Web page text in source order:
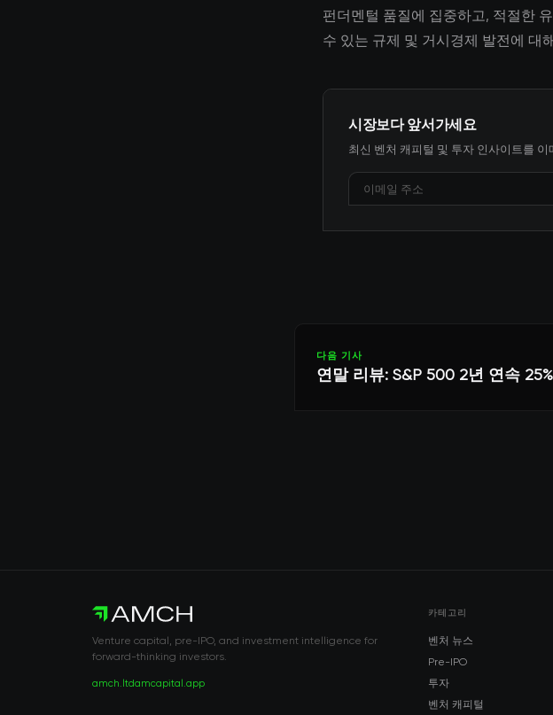
펀더멘털 품질에 집중하고, 적절한
수 있는 규제 및 거시경제 발전에 대
시장보다 앞서가세요
최신 벤처 캐피털 및 투자 인사이트를 이
다음 기사
연말 리뷰: S&P 500 2년 연속
Venture capital, pre-IPO, and investment intelligence for
forward-thinking investors.
amch.ltdamcapital.app
카테고리
벤처 뉴스
Pre-IPO
투자
벤처 캐피털